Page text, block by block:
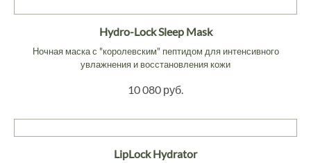
Hydro-Lock Sleep Mask
Ночная маска с "королевским" пептидом для интенсивного
увлажнения и восстановления кожи
10 080 руб.
LipLock Hydrator